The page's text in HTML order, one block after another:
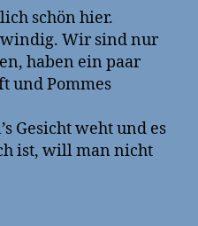
09
News
und
Update
zum
schön hier.
windig. Wir sind nur
haben ein paar
und Pommes
Gesicht weht und es
ist, will man nicht